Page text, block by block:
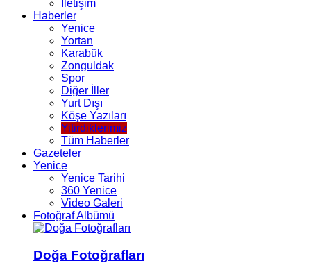
İletişim
Haberler
Yenice
Yortan
Karabük
Zonguldak
Spor
Diğer İller
Yurt Dışı
Köşe Yazıları
Yitirdiklerimiz
Tüm Haberler
Gazeteler
Yenice
Yenice Tarihi
360 Yenice
Video Galeri
Fotoğraf Albümü
Doğa Fotoğrafları